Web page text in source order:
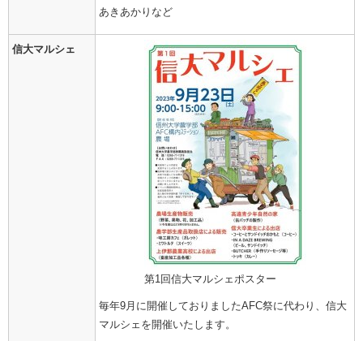
あきあかりなど
信大マルシェ
第1回信大マルシェポスター
毎年9月に開催しておりましたAFC祭に代わり、信大
マルシェを開催いたします。